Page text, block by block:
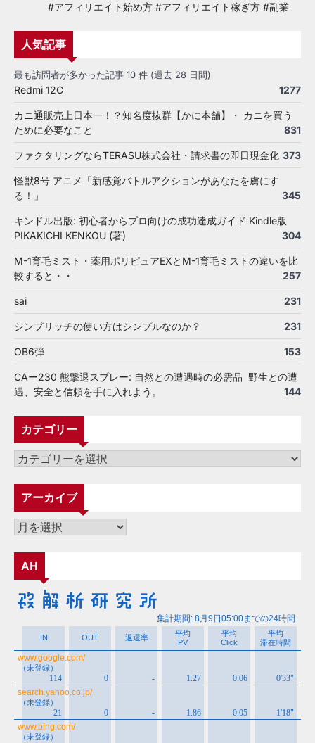
#アフィリエイト始め方 #アフィリエイト稼ぎ方 #副業
人気記事
最も訪問者が多かった記事 10 件 (過去 28 日間)
Redmi 12C 1277
カニ通販売上日本一！？知名度抜群【かに本舗】・ カニを買う
ために必要なこと
831
ファクタリングならTERASU株式会社・請求書の即日現金化 373
怪獣8号 アニメ「新感覚バトルアクションがあなたを虜にす
る！」
345
キンドル出版: 初心者からプロ向けの成功達成ガイド Kindle版
PIKAKICHI KENKOU (著)
304
M-1育毛ミスト・薬用ポリピュアEXとM-1育毛ミストの違いを比
較すると・・
257
sai 231
シンプリッチの使い方はシンプルなのか？ 231
OB6弾 153
CAー230 熊撃退スプレー: 自然との遭遇時の必需品 野生との遭
遇、安全と信頼を手に入れよう。
144
カテゴリー
カ
ゴ
リ
ー
アーカイブ
ア
カ
イ
ブ
AH